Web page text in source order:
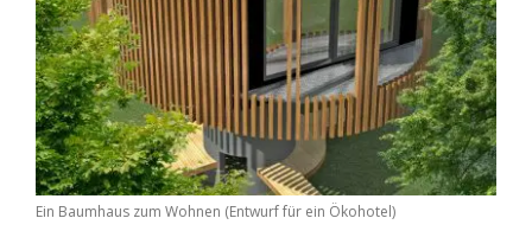
Ein Baumhaus zum Wohnen (Entwurf für ein Ökohotel)